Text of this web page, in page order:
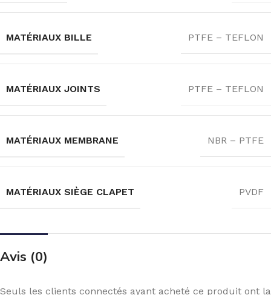
MATÉRIAUX BILLE PTFE – TEFLON
MATÉRIAUX JOINTS PTFE – TEFLON
MATÉRIAUX MEMBRANE NBR – PTFE
MATÉRIAUX SIÈGE CLAPET PVDF
Avis (0)
Seuls les clients connectés ayant acheté ce produit ont la